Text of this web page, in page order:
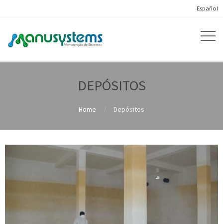
Español
DEPÓSITOS
Home Depósitos